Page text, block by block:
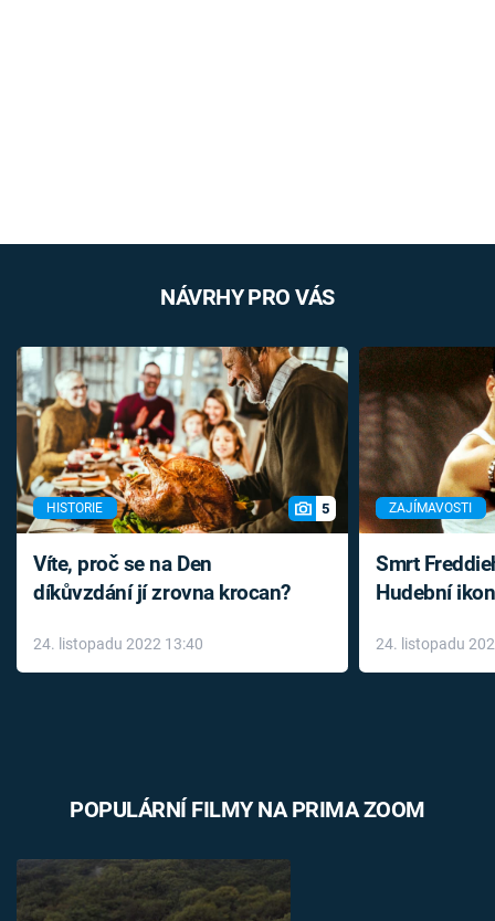
NÁVRHY PRO VÁS
HISTORIE 5
Víte, proč se na Den
díkůvzdání jí zrovna krocan?
24. listopadu 2022 13:40
ZAJÍMAVOSTI
Smrt
Hudební
léky
24. listopadu
POPULÁRNÍ FILMY NA PRIMA ZOOM